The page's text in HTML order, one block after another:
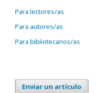
Para lectores/as
Para autores/as
Para bibliotecarios/as
Enviar un artículo